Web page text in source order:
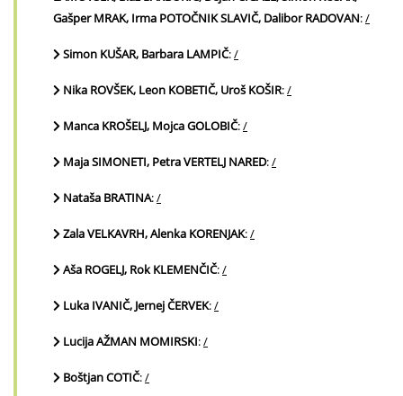
Gašper MRAK, Irma POTOČNIK SLAVIČ, Dalibor RADOVAN:/
Simon KUŠAR, Barbara LAMPIČ:/
Nika ROVŠEK, Leon KOBETIČ, Uroš KOŠIR:/
Manca KROŠELJ, Mojca GOLOBIČ:/
Maja SIMONETI, Petra VERTELJ NARED:/
Nataša BRATINA:/
Zala VELKAVRH, Alenka KORENJAK:/
Aša ROGELJ, Rok KLEMENČIČ:/
Luka IVANIČ, Jernej ČERVEK:/
Lucija AŽMAN MOMIRSKI:/
Boštjan COTIČ:/